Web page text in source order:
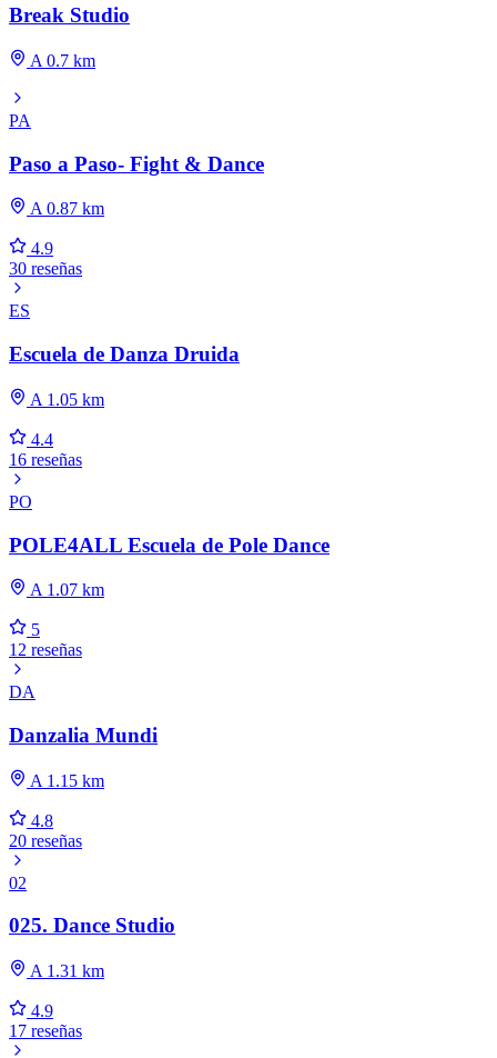
Break Studio
A 0.7 km
PA
Paso a Paso- Fight & Dance
A 0.87 km
4.9
30 reseñas
ES
Escuela de Danza Druida
A 1.05 km
4.4
16 reseñas
PO
POLE4ALL Escuela de Pole Dance
A 1.07 km
5
12 reseñas
DA
Danzalia Mundi
A 1.15 km
4.8
20 reseñas
02
025. Dance Studio
A 1.31 km
4.9
17 reseñas